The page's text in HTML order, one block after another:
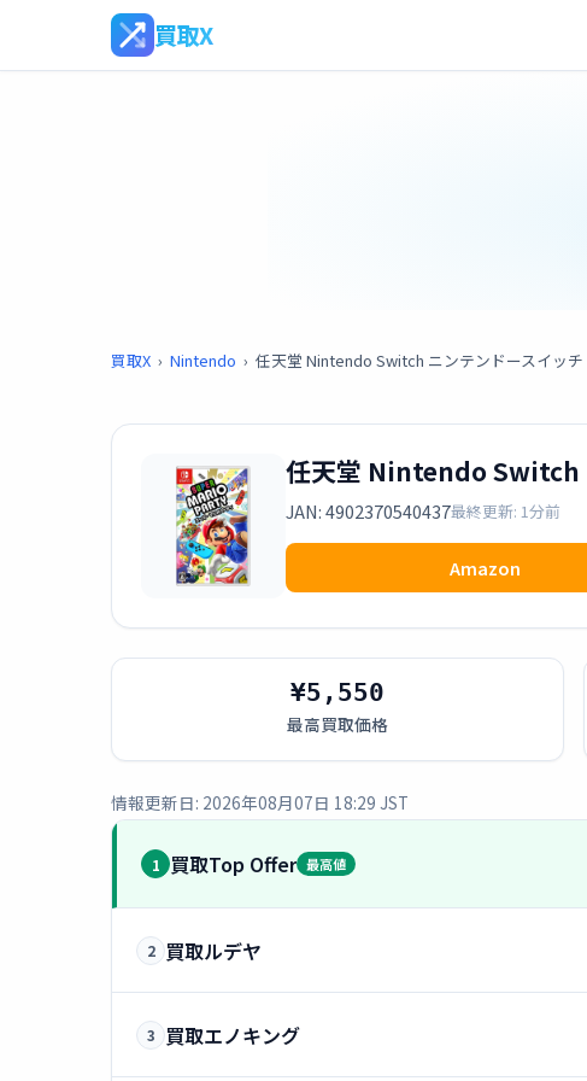
買取X
買取X › Nintendo › 任天堂 Nintendo Switch ニンテンドースイッチ
任天堂 Nintendo Switch
JAN: 4902370540437最終更新: 1分前
Amazon
¥5,550
最高買取価格
情報更新日: 2026年08月07日 18:29 JST
1 買取Top Offer 最高値
2 買取ルデヤ
3 買取エノキング